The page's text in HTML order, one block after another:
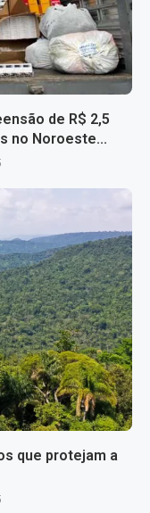
de R$ 2,5
no Noroeste...
que protejam a